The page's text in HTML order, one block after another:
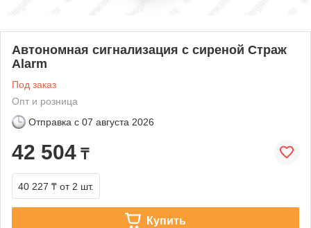
Автономная сигнализация с сиреной Страж
Alarm
Под заказ
Опт и розница
Отправка с 07 августа 2026
42 504 ₸
40 227 ₸ от 2 шт.
Купить